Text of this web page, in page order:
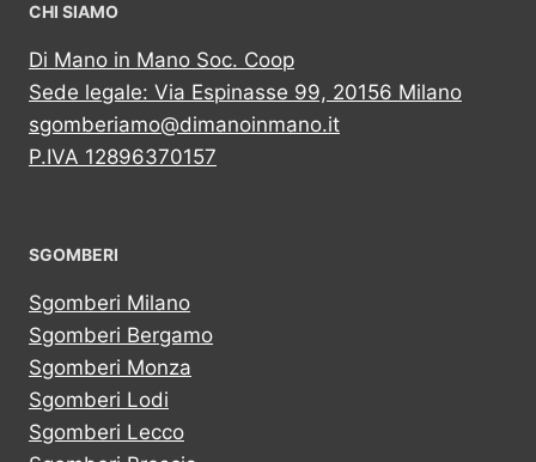
CHI SIAMO
Di Mano in Mano Soc. Coop
Sede legale: Via Espinasse 99, 20156 Milano
sgomberiamo@dimanoinmano.it
P.IVA 12896370157
SGOMBERI
Sgomberi Milano
Sgomberi Bergamo
Sgomberi Monza
Sgomberi Lodi
Sgomberi Lecco